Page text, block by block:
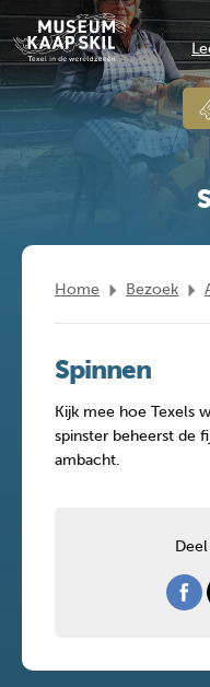
Home Bezoek
Spinnen
Kijk mee hoe Texels
spinster beheerst de
ambacht.